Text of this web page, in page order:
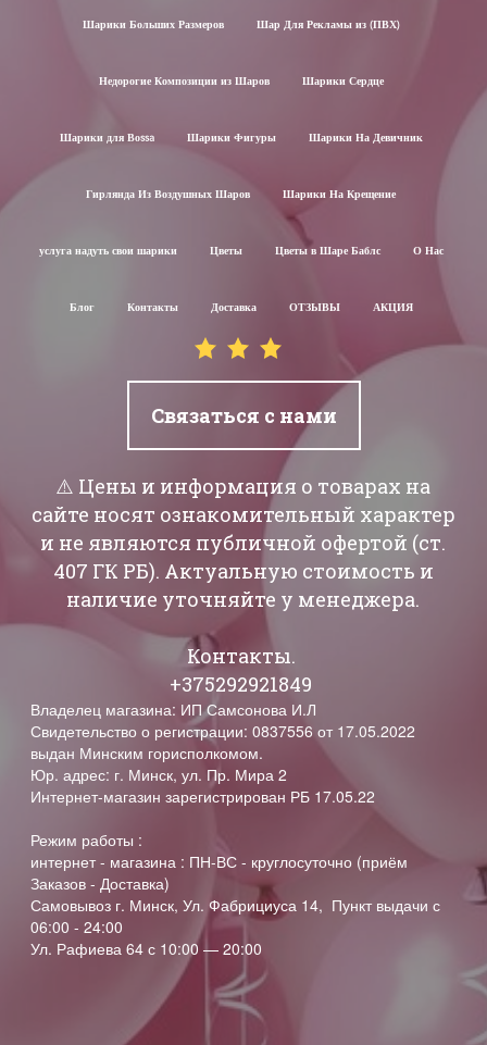
Шарики Больших Размеров Шар Для Рекламы из (ПВХ)
Недорогие Композиции из Шаров Шарики Сердце
Шарики для Воssa Шарики Фигуры Шарики На Девичник
Гирлянда Из Воздушных Шаров Шарики На Крещение
услуга надуть свои шарики Цветы Цветы в Шаре Баблс О Нас
Блог Контакты Доставка ОТЗЫВЫ АКЦИЯ
Связаться с нами
⚠️ Цены и информация о товарах на
сайте носят ознакомительный характер
и не являются публичной офертой (ст.
407 ГК РБ). Актуальную стоимость и
наличие уточняйте у менеджера.
Контакты.
+375292921849
Владелец магазина: ИП Самсонова И.Л
Свидетельство о регистрации: 0837556 от 17.05.2022
выдан Минским горисполкомом.
Юр. адрес: г. Минск, ул. Пр. Мира 2
Интернет-магазин зарегистрирован РБ 17.05.22
Режим работы :
интернет - магазина : ПН-ВС - круглосуточно (приём
Заказов - Доставка)
Самовывоз г. Минск, Ул. Фабрициуса 14, Пункт выдачи с
06:00 - 24:00
Ул. Рафиева 64 с 10:00 — 20:00